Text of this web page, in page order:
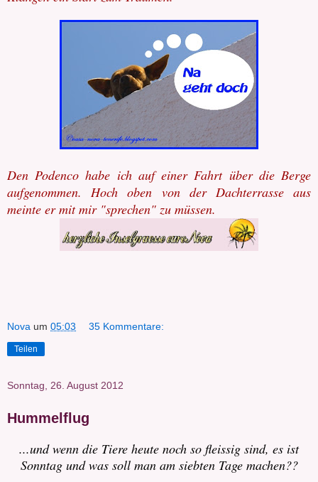
Den Podenco habe ich auf einer Fahrt über die Berge
aufgenommen. Hoch oben von der Dachterrasse aus
meinte er mit mir "sprechen" zu müssen.
Nova um 05:03 35 Kommentare:
Teilen
Sonntag, 26. August 2012
Hummelflug
...und wenn die Tiere heute noch so fleissig sind, es ist
Sonntag und was soll man am siebten Tage machen??